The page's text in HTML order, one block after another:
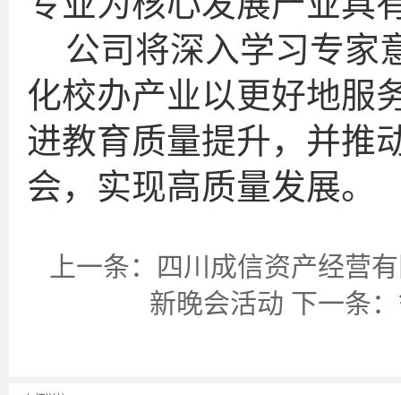
公司将深入学习专家
化校办产业以更好地服
进教育质量提升，并推
会，实现高质量发展。
上一条： 四川成信资产经营
新晚会活动 下一条：